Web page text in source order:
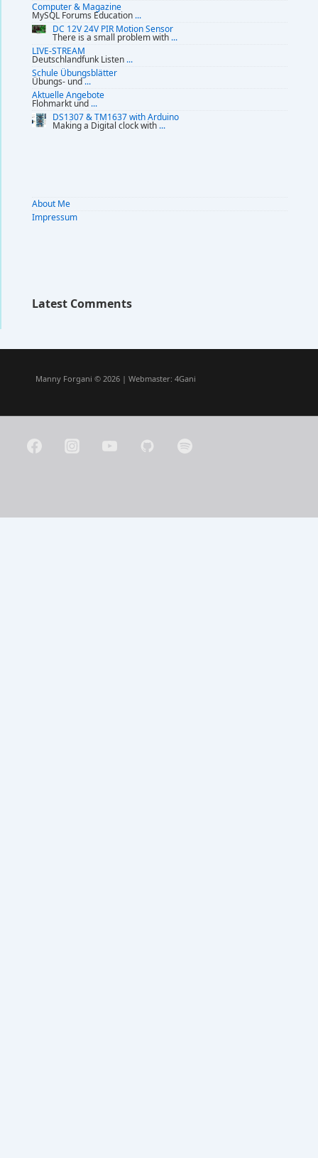
Computer & Magazine
MySQL Forums Education ...
DC 12V 24V PIR Motion Sensor
There is a small problem with ...
LIVE-STREAM
Deutschlandfunk Listen ...
Schule Übungsblätter
Übungs- und...
Aktuelle Angebote
Flohmarkt und ...
DS1307 & TM1637 with Arduino
Making a Digital clock with ...
About Me
Impressum
Latest Comments
Manny Forgani © 2026 | Webmaster: 4Gani